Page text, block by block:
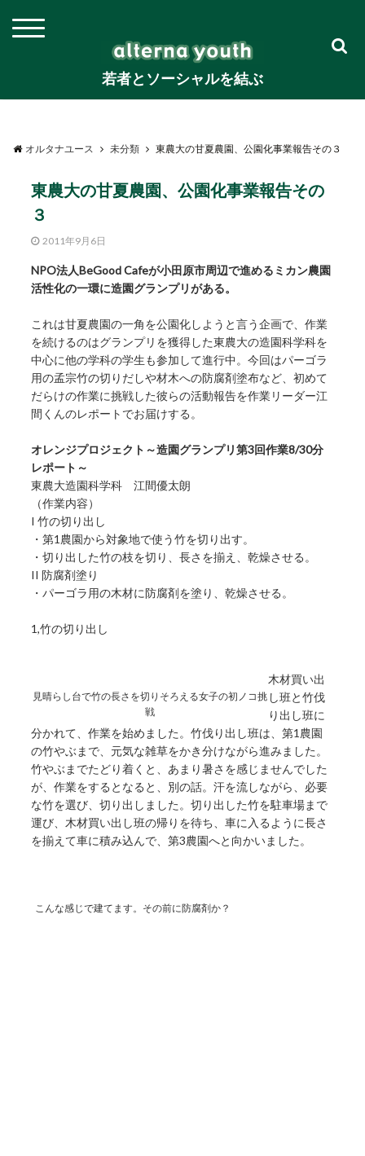
若者とソーシャルを結ぶ
オルタナユース 未分類 東農大の甘夏農園、公園化事業報告その３
東農大の甘夏農園、公園化事業報告その
３
2011年9月6日
NPO法人BeGood Cafeが小田原市周辺で進めるミカン農園
活性化の一環に造園グランプリがある。
これは甘夏農園の一角を公園化しようと言う企画で、作業
を続けるのはグランプリを獲得した東農大の造園科学科を
中心に他の学科の学生も参加して進行中。今回はパーゴラ
用の孟宗竹の切りだしや材木への防腐剤塗布など、初めて
だらけの作業に挑戦した彼らの活動報告を作業リーダー江
間くんのレポートでお届けする。
オレンジプロジェクト～造園グランプリ第3回作業8/30分
レポート～
東農大造園科学科 江間優太朗
（作業内容）
I 竹の切り出し
・第1農園から対象地で使う竹を切り出す。
・切り出した竹の枝を切り、長さを揃え、乾燥させる。
II 防腐剤塗り
・パーゴラ用の木材に防腐剤を塗り、乾燥させる。
1,竹の切り出し
見晴らし台で竹の長さを切りそろえる女子の初ノコ挑
戦
木材買い出
し班と竹伐
り出し班に
分かれて、作業を始めました。竹伐り出し班は、第1農園
の竹やぶまで、元気な雑草をかき分けながら進みました。
竹やぶまでたどり着くと、あまり暑さを感じませんでした
が、作業をするとなると、別の話。汗を流しながら、必要
な竹を選び、切り出しました。切り出した竹を駐車場まで
運び、木材買い出し班の帰りを待ち、車に入るように長さ
を揃えて車に積み込んで、第3農園へと向かいました。
こんな感じで建てます。その前に防腐剤か？